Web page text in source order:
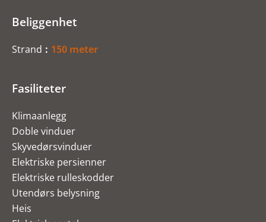
Beliggenhet
Strand 150 meter
Fasiliteter
Klimaanlegg
Doble vinduer
Skyvedørsvinduer
Elektriske persienner
Elektriske rulleskodder
Utendørs belysning
Heis